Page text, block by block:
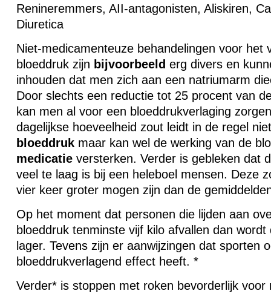
Renineremmers, AII-antagonisten, Aliskiren,
Diuretica
Niet-medicamenteuze behandelingen voor het
bloeddruk zijn bijvoorbeeld erg divers en
inhouden dat men zich aan een natriumarm
Door slechts een reductie tot 25 procent van
kan men al voor een bloeddrukverlaging
dagelijkse hoeveelheid zout leidt in de regel
bloeddrukmaar kan wel de werking van de
medicatieversterken. Verder is gebleken dat
veel te laag is bij een heleboel mensen. Deze
vier keer groter mogen zijn dan de
Op het moment dat personen die lijden aan
bloeddruk tenminste vijf kilo afvallen dan
lager. Tevens zijn er aanwijzingen dat sporten
bloeddrukverlagend effect heeft. *
Verder* is stoppen met roken bevorderlijk voor